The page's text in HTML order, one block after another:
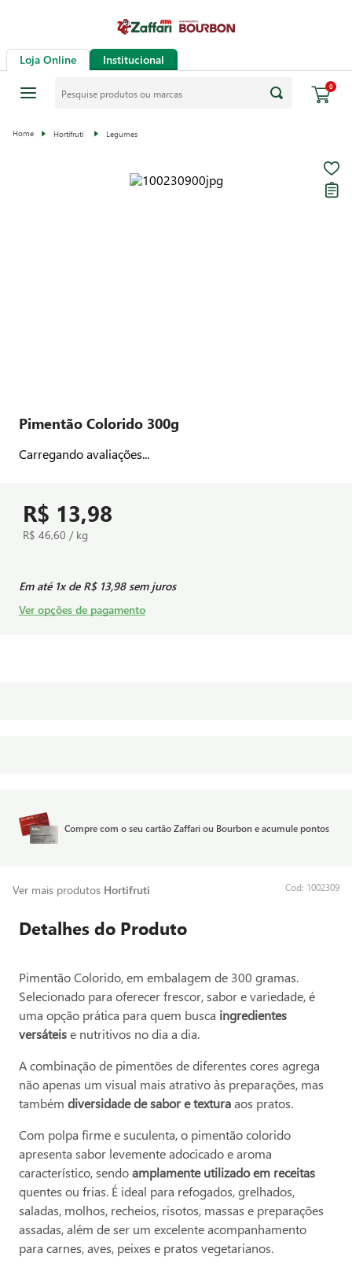
Loja Online Institucional
0
Hortifruti Legumes
Pimentão Colorido 300g
Carregando avaliações...
R$ 13,98
R$ 46,60 / kg
Em até 1x de R$ 13,98sem juros
Ver opções de pagamento
Compre com o seu cartão Zaffari ou Bourbon e acumule pontos
Ver mais produtos Hortifruti : 1002309
Detalhes do Produto
Pimentão Colorido, em embalagem de 300 gramas.
Selecionado para oferecer frescor, sabor e variedade, é
uma opção prática para quem busca ingredientes
versáteise nutritivos no dia a dia.
A combinação de pimentões de diferentes cores agrega
não apenas um visual mais atrativo às preparações, mas
também diversidade de sabor e texturaaos pratos.
Com polpa firme e suculenta, o pimentão colorido
apresenta sabor levemente adocicado e aroma
característico, sendoamplamente utilizado em receitas
quentes ou frias. É ideal para refogados, grelhados,
saladas, molhos, recheios, risotos, massas e preparações
assadas, além de ser um excelente acompanhamento
para carnes, aves, peixes e pratos vegetarianos.